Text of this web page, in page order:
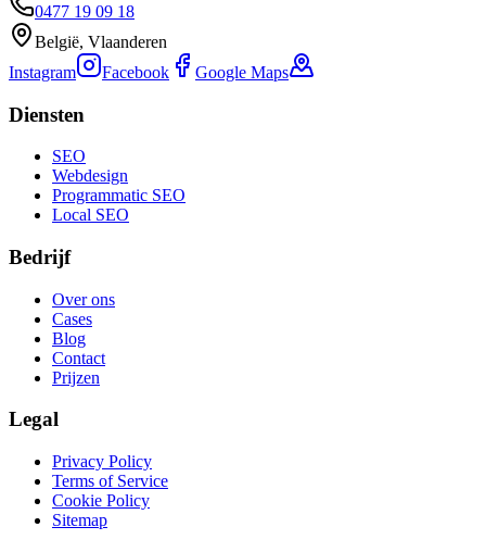
0477 19 09 18
België, Vlaanderen
Instagram
Facebook Google Maps
Diensten
SEO
Webdesign
Programmatic SEO
Local SEO
Bedrijf
Over ons
Cases
Blog
Contact
Prijzen
Legal
Privacy Policy
Terms of Service
Cookie Policy
Sitemap